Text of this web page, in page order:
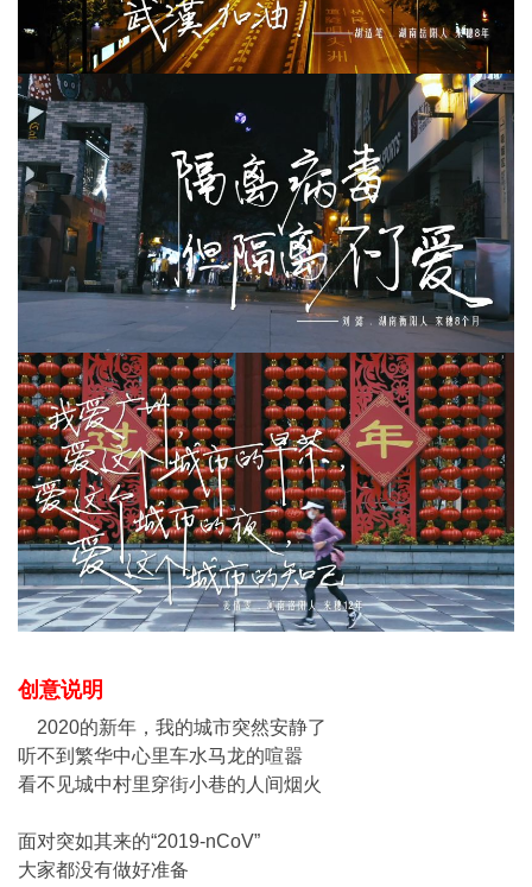
创意说明
2020的新年，我的城市突然安静了
听不到繁华中心里车水马龙的喧嚣
看不见城中村里穿街小巷的人间烟火
面对突如其来的“2019-nCoV”
大家都没有做好准备